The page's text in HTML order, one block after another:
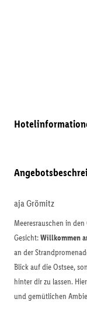
aja Grömitz
Meeresrauschen in
Gesicht:Willkommen
an der
Blick auf die Ostsee,
hinter dir zu lassen.
und gemütlichen